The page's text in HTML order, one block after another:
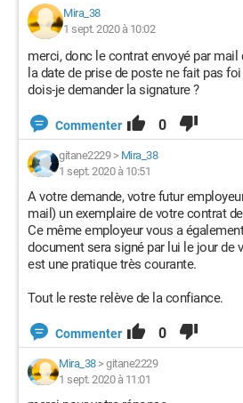
Mira_38
1 sept. 2020 à 10:02
merci, donc le contrat envoyé par
la date de prise de poste ne fait pas foi
dois-je demander la signature ?
Commenter 0
gitane2229> Mira_38
1 sept. 2020 à 10:51
A votre demande, votre futur
mail) un exemplaire de votre contrat
Ce même employeur vous a
document sera signé par lui le jour de
est une pratique très courante.
Tout le reste relève de la confiance.
Commenter 0
Mira_38> gitane2229
1 sept. 2020 à 11:01